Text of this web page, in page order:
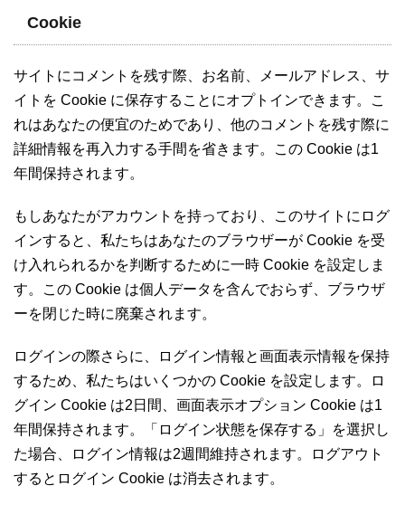
Cookie
サイトにコメントを残す際、お名前、メールアドレス、サ
イトを Cookie に保存することにオプトインできます。こ
れはあなたの便宜のためであり、他のコメントを残す際に
詳細情報を再入力する手間を省きます。この Cookie は1
年間保持されます。
もしあなたがアカウントを持っており、このサイトにログ
インすると、私たちはあなたのブラウザーが Cookie を受
け入れられるかを判断するために一時 Cookie を設定しま
す。この Cookie は個人データを含んでおらず、ブラウザ
ーを閉じた時に廃棄されます。
ログインの際さらに、ログイン情報と画面表示情報を保持
するため、私たちはいくつかの Cookie を設定します。ロ
グイン Cookie は2日間、画面表示オプション Cookie は1
年間保持されます。「ログイン状態を保存する」を選択し
た場合、ログイン情報は2週間維持されます。ログアウト
するとログイン Cookie は消去されます。